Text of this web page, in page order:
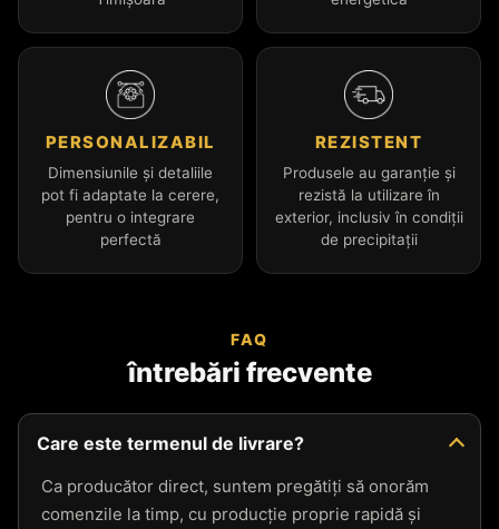
PERSONALIZABIL
Dimensiunile și detaliile
pot fi adaptate la cerere,
pentru o integrare
perfectă
REZISTENT
Produsele au garanție și
rezistă la utilizare în
exterior, inclusiv în condiții
de precipitații
FAQ
întrebări frecvente
Care este termenul de livrare?
Ca producător direct, suntem pregătiți să onorăm
comenzile la timp, cu producție proprie rapidă și